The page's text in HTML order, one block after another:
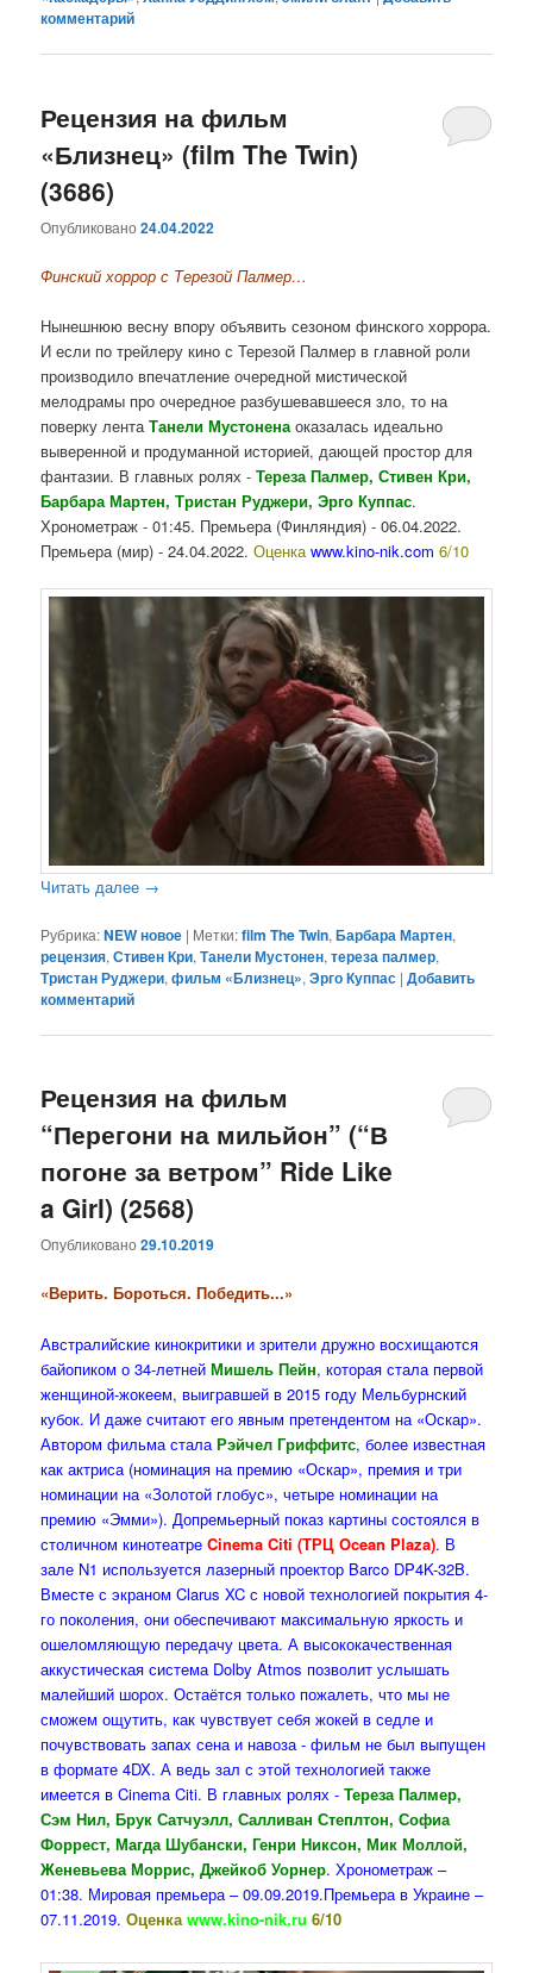
комментарий
Рецензия на фильм
«Близнец» (film The Twin)
(3686)
Опубликовано24.04.2022
Финский хоррор с Терезой Палмер…
Нынешнюю весну впору объявить сезоном финского хоррора.
И если по трейлеру кино с Терезой Палмер в главной роли
производило впечатление очередной мистической
мелодрамы про очередное разбушевавшееся зло, то на
поверку лентаТанели Мустоненаоказалась идеально
выверенной и продуманной историей, дающей простор для
фантазии. В главных ролях -Тереза Палмер, Стивен Кри,
Барбара Мартен, Тристан Руджери, Эрго Куппас.
Хронометраж - 01:45. Премьера (Финляндия) - 06.04.2022.
Премьера (мир) - 24.04.2022.Оценкаwww.kino-nik.com 6/10
Читать далее →
Рубрика:NEW новое | Метки:film The Twin,Барбара Мартен,
рецензия,Стивен Кри,Танели Мустонен,тереза палмер,
Тристан Руджери,фильм «Близнец»,Эрго Куппас |Добавить
комментарий
Рецензия на фильм
“Перегони на мильйон” (“В
погоне за ветром” Ride Like
a Girl) (2568)
Опубликовано29.10.2019
«Верить. Бороться. Победить...»
Австралийские кинокритики и зрители дружно восхищаются
байопиком о 34-летнейМишель Пейн, которая стала первой
женщиной-жокеем, выигравшей в 2015 году Мельбурнский
кубок. И даже считают его явным претендентом на «Оскар».
Автором фильма сталаРэйчел Гриффитс, более известная
как актриса (номинация на премию «Оскар», премия и три
номинации на «Золотой глобус», четыре номинации на
премию «Эмми»). Допремьерный показ картины состоялся в
столичном кинотеатреCinema Citi (ТРЦ Ocean Plaza). В
зале N1 используется лазерный проектор Barco DP4K-32B.
Вместе с экраном Clarus XC с новой технологией покрытия 4-
го поколения, они обеспечивают максимальную яркость и
ошеломляющую передачу цвета. А высококачественная
аккустическая система Dolby Atmos позволит услышать
малейший шорох. Остаётся только пожалеть, что мы не
сможем ощутить, как чувствует себя жокей в седле и
почувствовать запах сена и навоза - фильм не был выпущен
в формате 4DX. А ведь зал с этой технологией также
имеется в Cinema Citi. В главных ролях -Тереза Палмер,
Сэм Нил, Брук Сатчуэлл, Салливан Степлтон, Софиа
Форрест, Магда Шубански, Генри Никсон, Мик Моллой,
Женевьева Моррис, Джейкоб Уорнер. Хронометраж –
01:38. Мировая премьера – 09.09.2019.Премьера в Украине –
07.11.2019.Оценка www.kino-nik.ru 6/10